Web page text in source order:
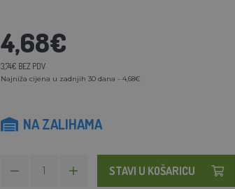
4,68€
3,74€ BEZ PDV
Najniža cijena u zadnjih 30 dana - 4,68€
NA ZALIHAMA
STAVI U KOŠARICU